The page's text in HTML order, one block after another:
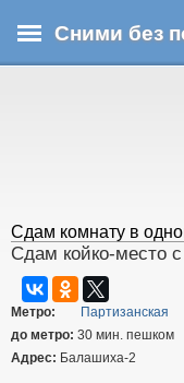
к
Сними без
Сдам комнату в
Сдам койко-место
Метро:
Партизанская
до метро: 30 мин. пешком
Адрес: Балашиха-2